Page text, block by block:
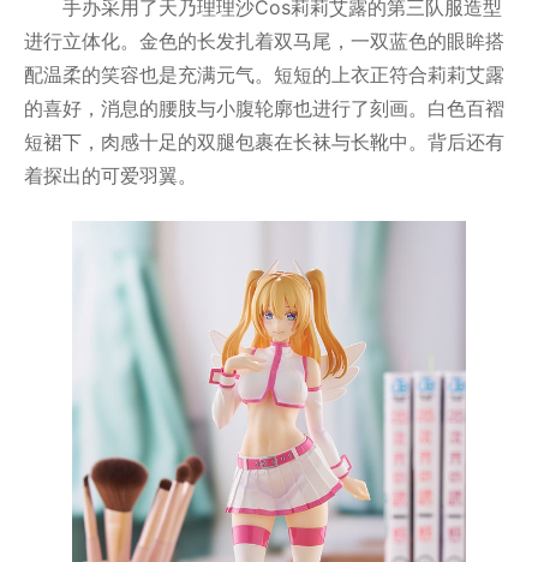
手办采用了天乃理理沙Cos莉莉艾露的第三队服造型
进行立体化。金色的长发扎着双马尾，一双蓝色的眼眸搭
配温柔的笑容也是充满元气。短短的上衣正符合莉莉艾露
的喜好，消息的腰肢与小腹轮廓也进行了刻画。白色百褶
短裙下，肉感十足的双腿包裹在长袜与长靴中。背后还有
着探出的可爱羽翼。